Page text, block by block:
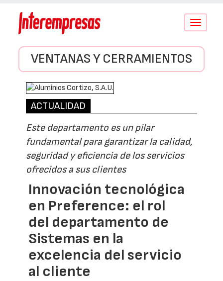
Conmutar
VENTANAS Y CERRAMIENTOS
ACTUALIDAD
Este departamento es un pilar
fundamental para garantizar la calidad,
seguridad y eficiencia de los servicios
ofrecidos a sus clientes
Innovación tecnológica
en Preference: el rol
del departamento de
Sistemas en la
excelencia del servicio
al cliente